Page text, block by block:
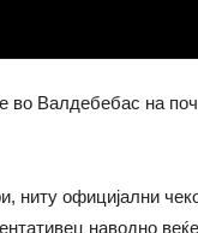
во Валдебебас на
ниту официјални
наводно